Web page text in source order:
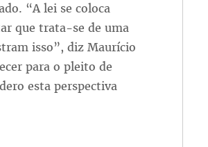
“A lei se coloca
que trata-se de uma
isso”, diz Maurício
para o pleito de
esta perspectiva